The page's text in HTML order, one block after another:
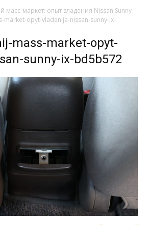
масс-маркет: опыт владения Nissan Sunny
market-opyt-vladenija-nissan-sunny-ix-
mass-market-opyt-
sunny-ix-bd5b572